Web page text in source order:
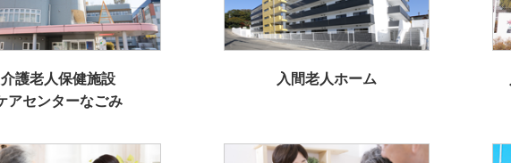
介護老人保健施設
アセンターなごみ
入間老人ホーム